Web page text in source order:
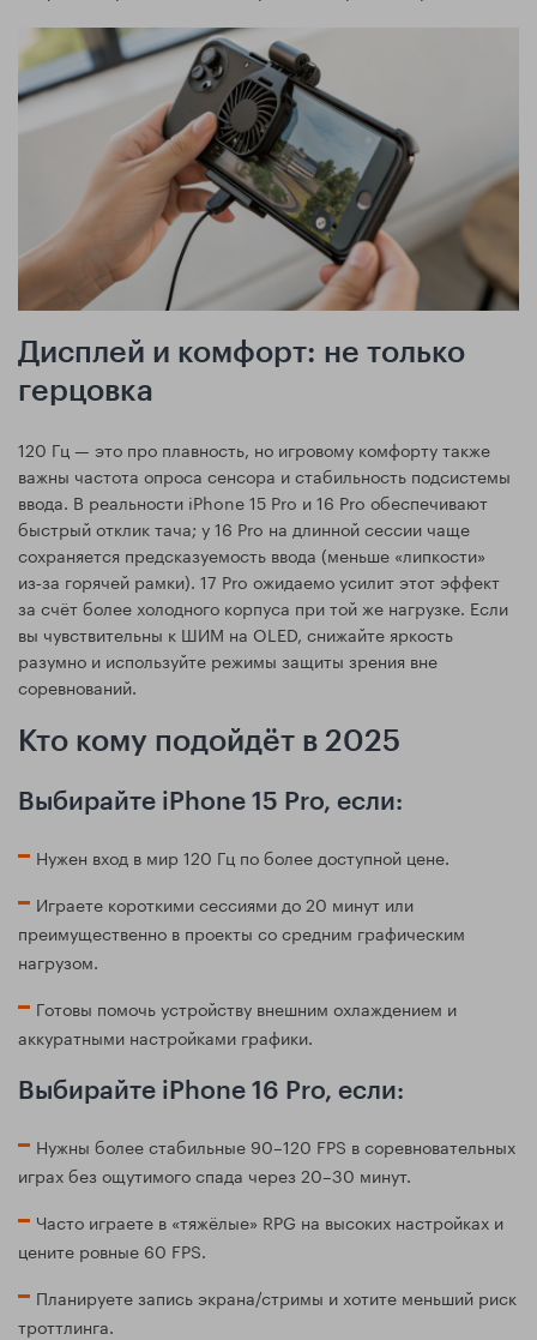
Дисплей и комфорт: не только
герцовка
120 Гц — это про плавность, но игровому комфорту также
важны частота опроса сенсора и стабильность подсистемы
ввода. В реальности iPhone 15 Pro и 16 Pro обеспечивают
быстрый отклик тача; у 16 Pro на длинной сессии чаще
сохраняется предсказуемость ввода (меньше «липкости»
из‑за горячей рамки). 17 Pro ожидаемо усилит этот эффект
за счёт более холодного корпуса при той же нагрузке. Если
вы чувствительны к ШИМ на OLED, снижайте яркость
разумно и используйте режимы защиты зрения вне
соревнований.
Кто кому подойдёт в 2025
Выбирайте iPhone 15 Pro, если:
Нужен вход в мир 120 Гц по более доступной цене.
Играете короткими сессиями до 20 минут или
преимущественно в проекты со средним графическим
нагрузом.
Готовы помочь устройству внешним охлаждением и
аккуратными настройками графики.
Выбирайте iPhone 16 Pro, если:
Нужны более стабильные 90–120 FPS в соревновательных
играх без ощутимого спада через 20–30 минут.
Часто играете в «тяжёлые» RPG на высоких настройках и
цените ровные 60 FPS.
Планируете запись экрана/стримы и хотите меньший риск
троттлинга.